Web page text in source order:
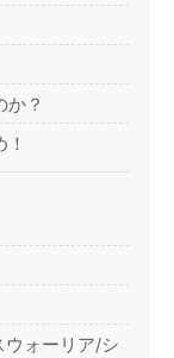
か？
ウォーリア/シ